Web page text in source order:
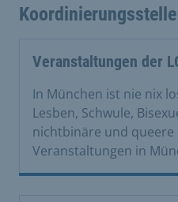
Veranstaltungen der
In München ist nie nix
Lesben, Schwule,
nichtbinäre und queere
Veranstaltungen in